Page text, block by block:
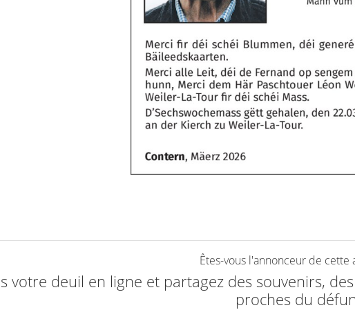
Êtes-vous l'annonceur de cette
votre deuil en ligne et partagez des souvenirs,
proches du